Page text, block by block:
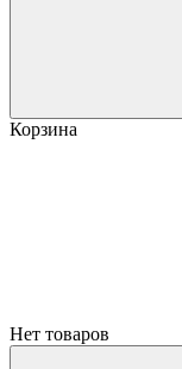
Корзина
Нет товаров